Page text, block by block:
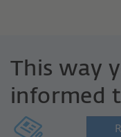
This way
informed